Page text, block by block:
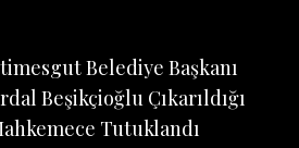
Belediye Başkanı
Beşikçioğlu Çıkarıldığı
Tutuklandı